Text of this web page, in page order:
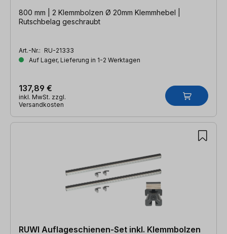
800 mm | 2 Klemmbolzen Ø 20mm Klemmhebel |
Rutschbelag geschraubt
Art.-Nr.: RU-21333
Auf Lager, Lieferung in 1-2 Werktagen
137,89 €
inkl. MwSt. zzgl.
Versandkosten
RUWI Auflageschienen-Set inkl. Klemmbolzen